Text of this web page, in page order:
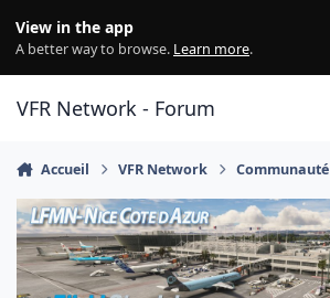
View in the app
A better way to browse. Learn more.
VFR Network - Forum
Accueil VFR Network Communauté